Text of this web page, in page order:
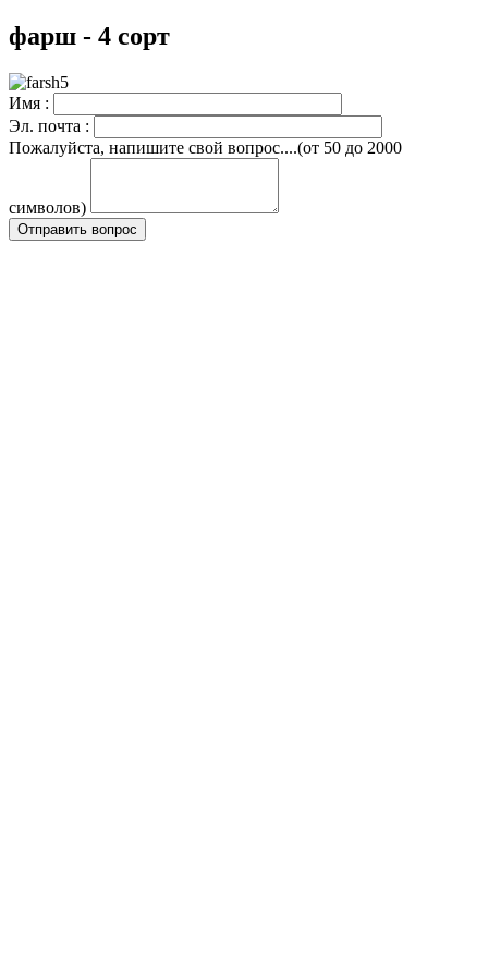
фарш - 4 сорт
Имя :
Эл. почта :
Пожалуйста, напишите свой вопрос....(от 50 до 2000
символов)
Отправить вопрос